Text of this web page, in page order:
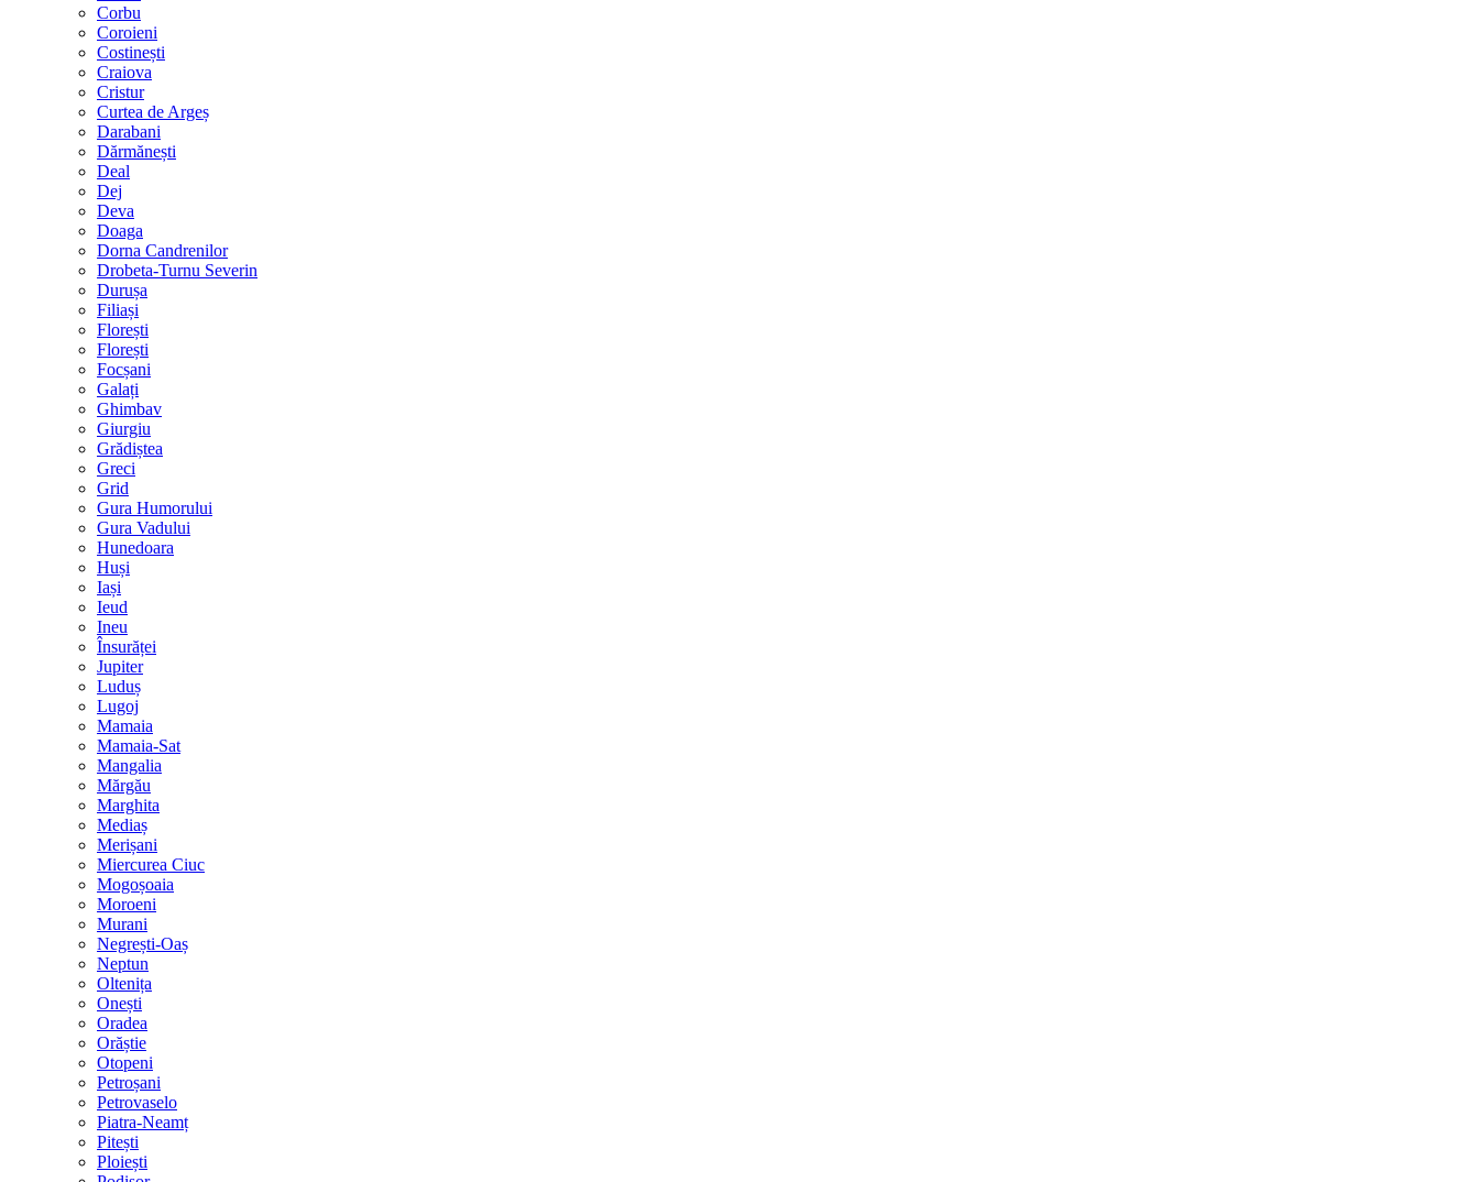
Corbu
Coroieni
Costinești
Craiova
Cristur
Curtea de Argeș
Darabani
Dărmănești
Deal
Dej
Deva
Doaga
Dorna Candrenilor
Drobeta-Turnu Severin
Durușa
Filiași
Florești
Florești
Focșani
Galați
Ghimbav
Giurgiu
Grădiștea
Greci
Grid
Gura Humorului
Gura Vadului
Hunedoara
Huși
Iași
Ieud
Ineu
Însurăței
Jupiter
Luduș
Lugoj
Mamaia
Mamaia-Sat
Mangalia
Mărgău
Marghita
Mediaș
Merișani
Miercurea Ciuc
Mogoșoaia
Moroeni
Murani
Negrești-Oaș
Neptun
Oltenița
Onești
Oradea
Orăștie
Otopeni
Petroșani
Petrovaselo
Piatra-Neamț
Pitești
Ploiești